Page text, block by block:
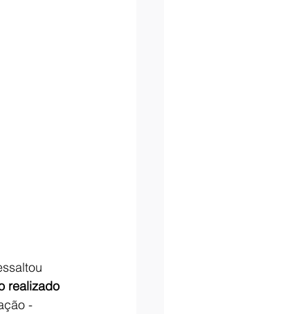
realizado
-